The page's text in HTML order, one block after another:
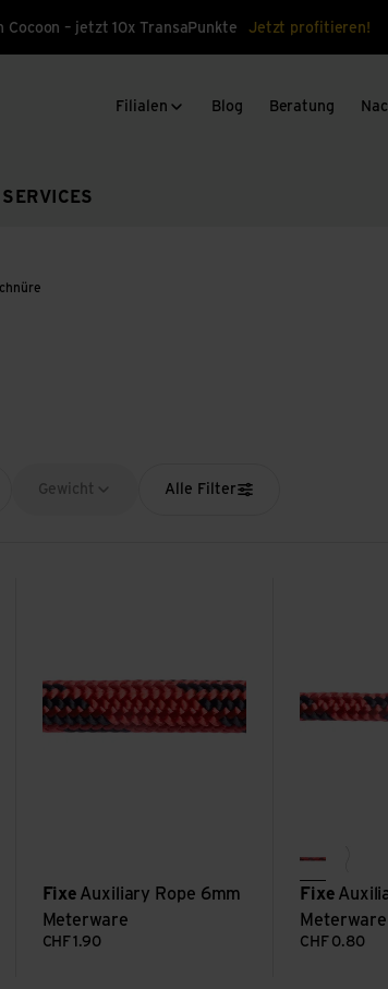
Cocoon – jetzt 10x TransaPunkte Jetzt profitieren!
Filialen Blog Beratung
Gewicht Alle Filter
Fixe Auxiliary Rope 6mm
Meterware
CHF 1.90
Fixe
Meterware
CHF 0.80